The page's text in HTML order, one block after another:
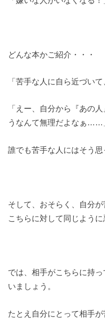
どんな本かご紹介・・・
「苦手な人に自ら近づい
「えー、自分から『あの
うなんて無理だよなぁ……
誰でも苦手な人にはそう思
そして、おそらく、自分が
こちらに対して同じよう
では、相手がこちらに持
いましょう。
たとえ自分にとって相手